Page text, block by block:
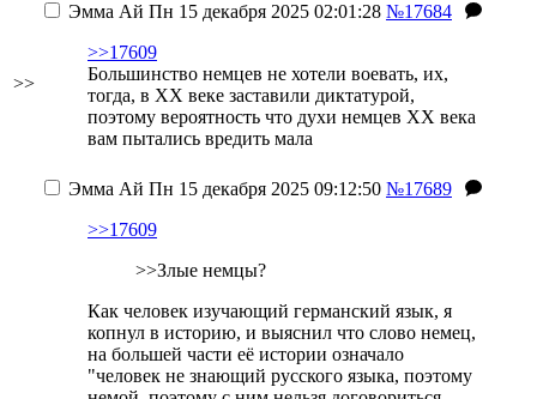
>>
Эмма Ай Пн 15 декабря 2025 02:01:28 №17684
>>17609
Большинство немцев не хотели воевать, их,
тогда, в XX веке заставили диктатурой,
поэтому вероятность что духи немцев XX века
вам пытались вредить мала
Эмма Ай Пн 15 декабря 2025 09:12:50 №17689
>>17609
>>Злые немцы?
Как человек изучающий германский язык, я
копнул в историю, и выяснил что слово немец,
на большей части её истории означало
"человек не знающий русского языка, поэтому